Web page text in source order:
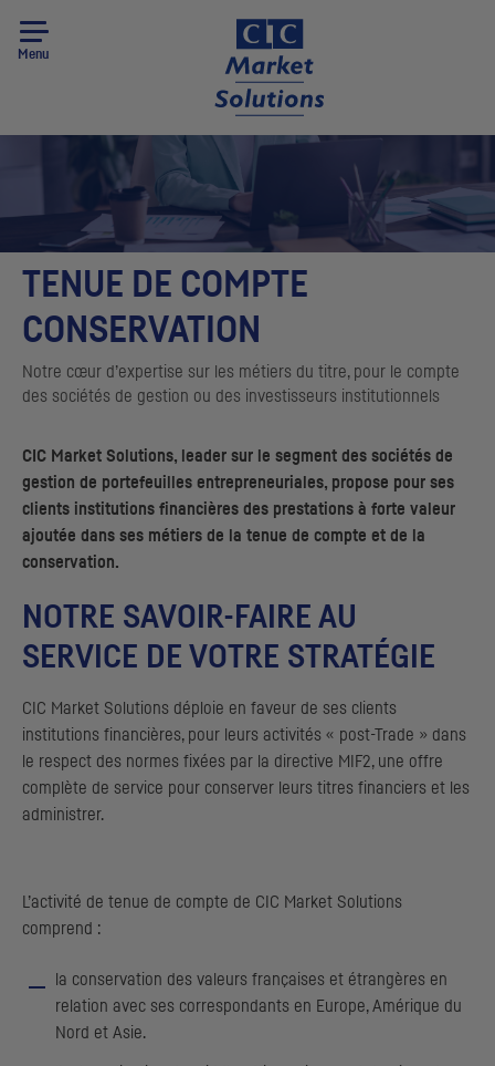
Menu
TENUE DE COMPTE
CONSERVATION
Notre cœur d’expertise sur les métiers du titre, pour le compte
des sociétés de gestion ou des investisseurs institutionnels
CIC Market Solutions, leader sur le segment des sociétés de
gestion de portefeuilles entrepreneuriales, propose pour ses
clients institutions financières des prestations à forte valeur
ajoutée dans ses métiers de la tenue de compte et de la
conservation.
NOTRE SAVOIR-FAIRE AU
SERVICE DE VOTRE STRATÉGIE
CIC Market Solutions déploie en faveur de ses clients
institutions financières, pour leurs activités « post-Trade » dans
le respect des normes fixées par la directive MIF2, une offre
complète de service pour conserver leurs titres financiers et les
administrer.
L’activité de tenue de compte de CIC Market Solutions
comprend :
la conservation des valeurs françaises et étrangères en
relation avec ses correspondants en Europe, Amérique du
Nord et Asie.